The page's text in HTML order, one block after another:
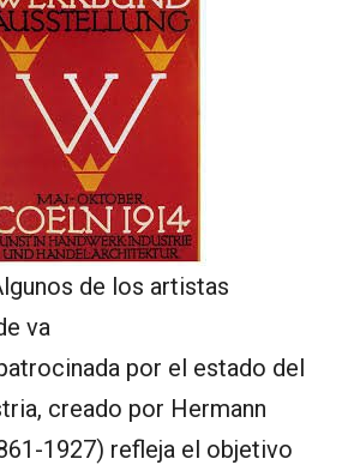
de los artistas
va
por el estado del
creado por Hermann
1927) refleja el objetivo